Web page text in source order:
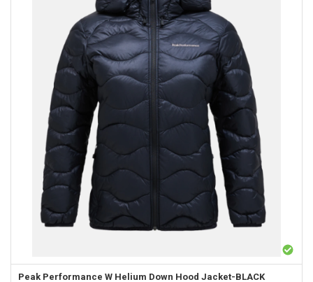
Peak Performance W Helium Down Hood Jacket-BLACK